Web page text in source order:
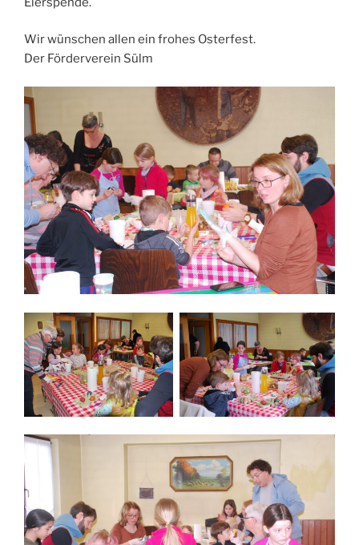
Wir wünschen allen ein frohes Osterfest.
Der Förderverein Sülm